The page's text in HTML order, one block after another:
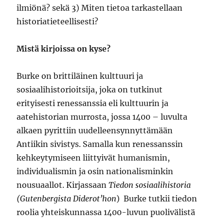
ilmiönä? sekä 3) Miten tietoa tarkastellaan
historiatieteellisesti?
Mistä kirjoissa on kyse?
Burke on brittiläinen kulttuuri ja
sosiaalihistorioitsija, joka on tutkinut
erityisesti renessanssia eli kulttuurin ja
aatehistorian murrosta, jossa 1400 – luvulta
alkaen pyrittiin uudelleensynnyttämään
Antiikin sivistys. Samalla kun renessanssin
kehkeytymiseen liittyivät humanismin,
individualismin ja osin nationalisminkin
nousuaallot. KirjassaanTiedon sosiaalihistoria
(Gutenbergista Diderot’hon) Burke tutkii tiedon
roolia yhteiskunnassa 1400-luvun puolivälistä